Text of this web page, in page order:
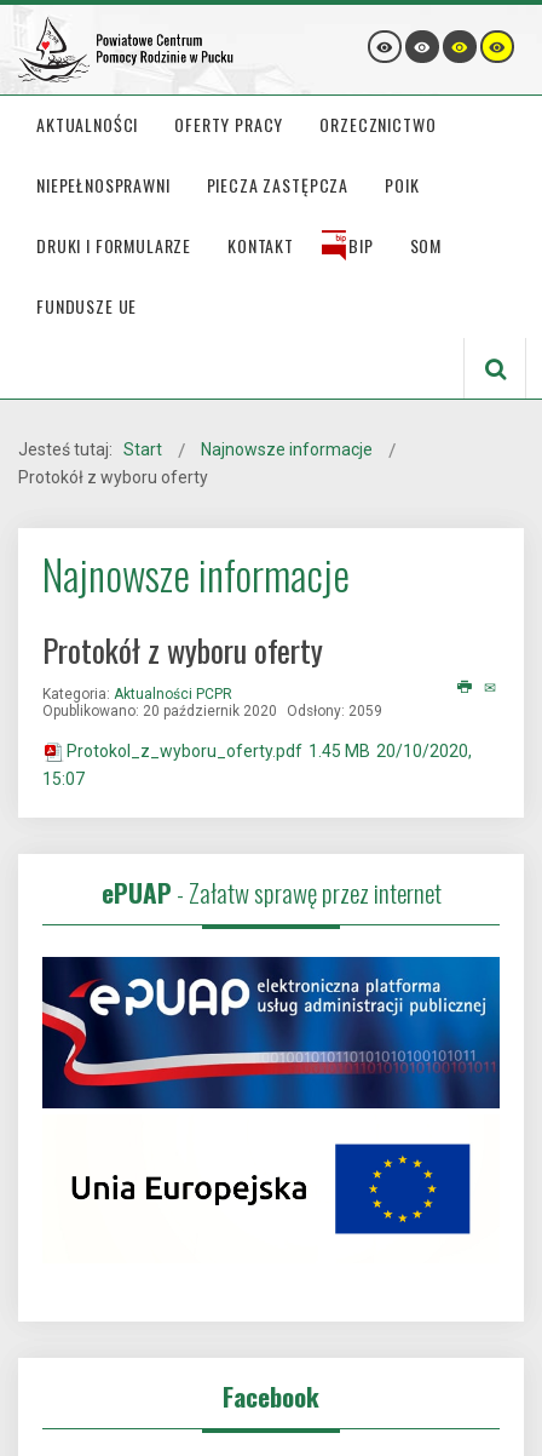
AKTUALNOŚCI OFERTY PRACY ORZECZNICTWO
NIEPEŁNOSPRAWNI PIECZA ZASTĘPCZA POIK
DRUKI I FORMULARZE KONTAKT BIP SOM
FUNDUSZE UE
Jesteś tutaj: Start
Najnowsze informacje
Protokół z wyboru oferty
Najnowsze informacje
Protokół z wyboru oferty
Kategoria: Aktualności PCPR
Opublikowano: 20 październik 2020
Odsłony: 2059
Protokol_z_wyboru_oferty.pdf 1.45 MB 20/10/2020,
15:07
ePUAP- Załatw sprawę przez internet
Facebook